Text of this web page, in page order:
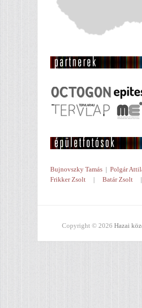
Bujnovszky Tamás | Polgár
Frikker Zsolt | Batár Zsolt
Copyright © 2026 Hazai